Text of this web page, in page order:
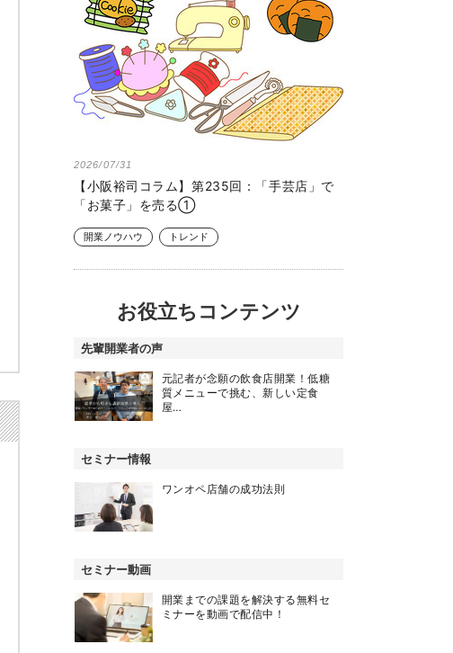
2026/07/31
【小阪裕司コラム】第235回：「手芸店」で
「お菓子」を売る①
開業ノウハウ トレンド
お役立ちコンテンツ
先輩開業者の声
元記者が念願の飲食店開業！低糖
質メニューで挑む、新しい定食
屋…
セミナー情報
ワンオペ店舗の成功法則
セミナー動画
開業までの課題を解決する無料セ
ミナーを動画で配信中！